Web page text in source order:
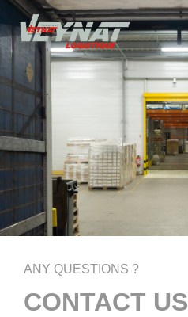
ANY QUESTIONS ?
CONTACT US